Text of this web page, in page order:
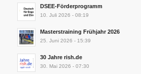
DSEE-Förderprogramm
10. Juli 2026 - 08:19
Masterstraining Frühjahr 2026
25. Juni 2026 - 15:39
30 Jahre rish.de
30. Mai 2026 - 07:30